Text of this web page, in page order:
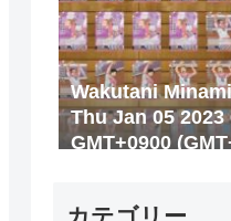
Wakutani
Thu Jan 05 2023
GMT+0900